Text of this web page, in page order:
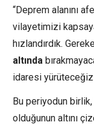
“Deprem alanını
vilayetimizi
hızlandırdık.
altında
idaresi
Bu periyodun
olduğunun altını